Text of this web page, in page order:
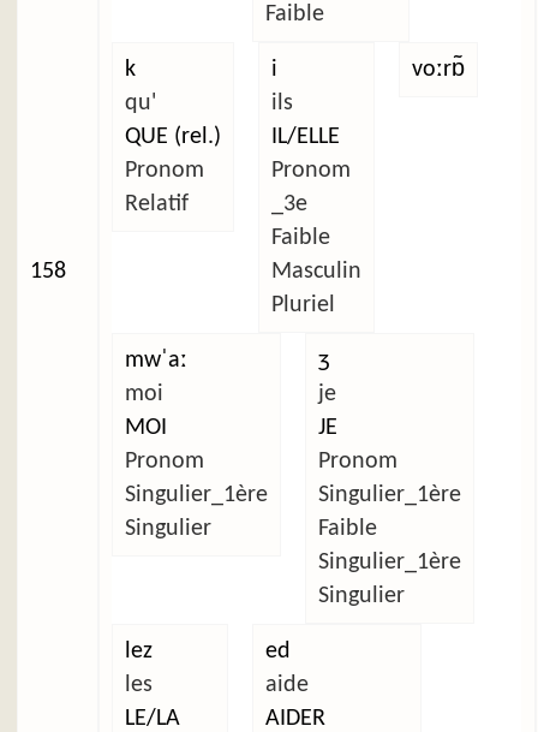
158
Faible
k
qu'
QUE (rel.)
Pronom
Relatif
i
ils
IL/ELLE
Pronom
_3e
Faible
Masculin
Pluriel
voːrɒ̃
mwˈaː
moi
MOI
Pronom
Singulier_1ère
Singulier
ʒ
je
JE
Pronom
Singulier_1ère
Faible
Singulier_1ère
Singulier
lez
les
LE/LA
ed
aide
AIDER